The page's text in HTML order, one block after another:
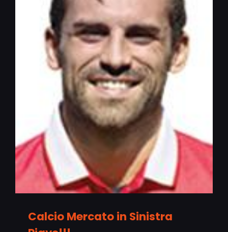
Calcio Mercato in Sinistra